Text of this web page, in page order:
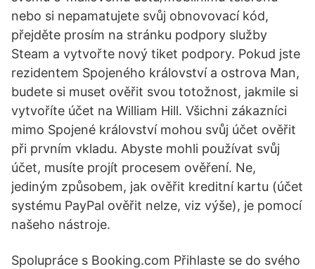
nebo si nepamatujete svůj obnovovací kód,
přejděte prosím na stránku podpory služby
Steam a vytvořte nový tiket podpory. Pokud jste
rezidentem Spojeného království a ostrova Man,
budete si muset ověřit svou totožnost, jakmile si
vytvoříte účet na William Hill. Všichni zákazníci
mimo Spojené království mohou svůj účet ověřit
při prvním vkladu. Abyste mohli používat svůj
účet, musíte projít procesem ověření. Ne,
jediným způsobem, jak ověřit kreditní kartu (účet
systému PayPal ověřit nelze, viz výše), je pomocí
našeho nástroje.
Spolupráce s Booking.com Přihlaste se do svého